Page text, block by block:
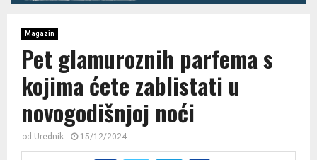
Magazin
Pet glamuroznih parfema s
kojima ćete zablistati u
novogodišnjoj noći
od Urednik 15/12/2024